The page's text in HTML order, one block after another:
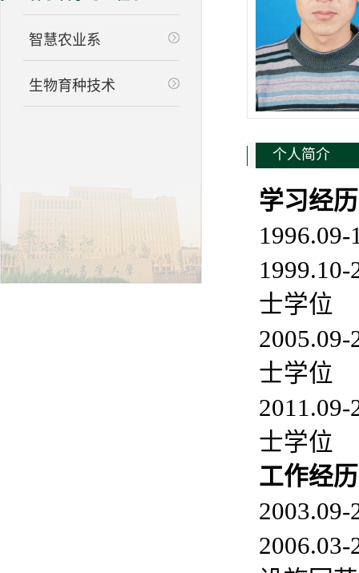
智慧农业系
生物育种技术
个人简介
学习经
士学位
士学位
士学位
工作经